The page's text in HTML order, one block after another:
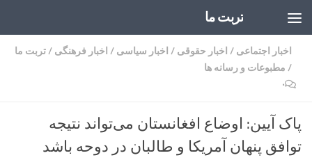
تربت ما
اخبار اجتماعی / اخبار حقوقی / اخبار سیاسی / اخبار فرهنگی /تربت ما
/ مطبوعات و رسانه ها
۰
پاک آیین: اوضاع افغانستان می‌تواند نتیجه
توافق پنهان آمریکا و طالبان در دوحه باشد